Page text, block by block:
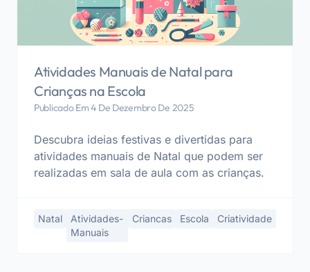
Atividades Manuais de Natal para
Crianças na Escola
Publicado Em 4 De Dezembro De 2025
Descubra ideias festivas e divertidas para
atividades manuais de Natal que podem ser
realizadas em sala de aula com as crianças.
Natal
Atividades-
Manuais
Criancas Escola Criatividade